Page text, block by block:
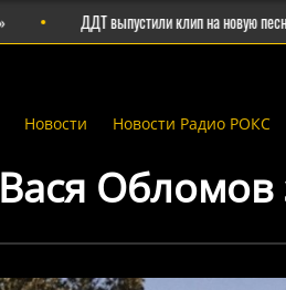
ДДТ выпустили клип на новую песню
Новости Новости Радио РОКС
Вася Обломов